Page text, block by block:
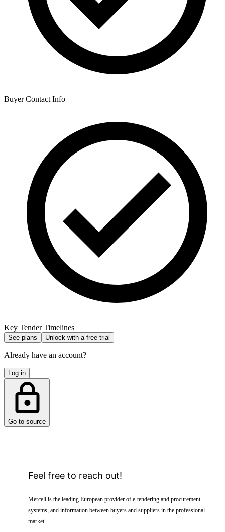
Buyer Contact Info
Key Tender Timelines
See plans Unlock with a free trial
Already have an account?
Log in
Go to source
Feel free to reach out!
Mercell is the leading European provider of e-tendering and procurement
systems, and information between buyers and suppliers in the professional
market.